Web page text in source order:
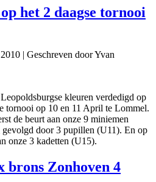
het 2 daagse tornooi
| Geschreven door Yvan
kleuren verdedigd op
tornooi op 10 en 11 April te Lommel.
de beurt aan onze 9 miniemen
door 3 pupillen (U11). En op
onze 3 kadetten (U15).
brons Zonhoven 4